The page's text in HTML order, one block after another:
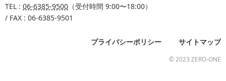
TEL : 06-6385-9500 （受付時間 9:00〜18:00）
/ FAX : 06-6385-9501
プライバシーポリシー サイトマップ
© 2023 ZERO-ONE